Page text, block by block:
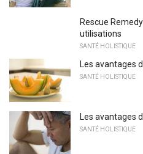
Rescue
utilisations
SANTÉ HOLISTIQUE
Les avantages
SANTÉ HOLISTIQUE
Les avantages
SANTÉ HOLISTIQUE